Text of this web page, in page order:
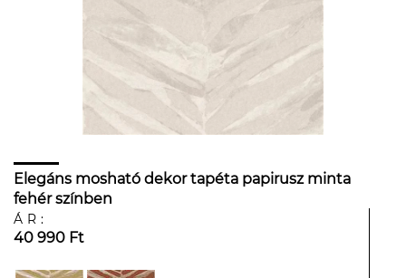
Elegáns mosható dekor tapéta papirusz minta
fehér színben
ÁR:
40 990 Ft